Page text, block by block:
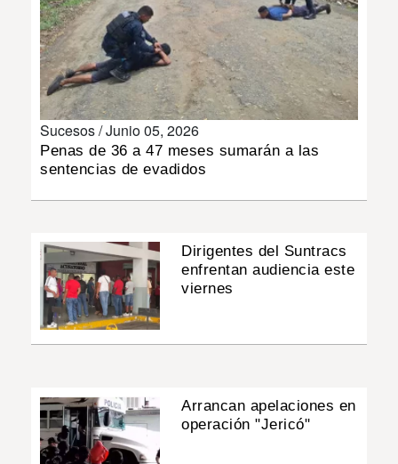
Sucesos /Junio 05, 2026
Penas de 36 a 47 meses sumarán a las
sentencias de evadidos
Dirigentes del Suntracs
enfrentan audiencia este
viernes
Arrancan apelaciones en
operación "Jericó"